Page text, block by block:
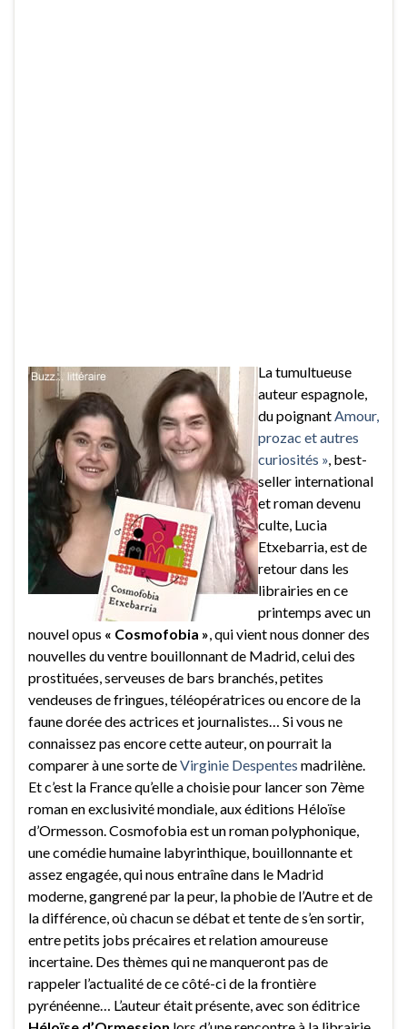
La tumultueuse
auteur espagnole,
du poignant Amour,
prozac et autres
curiosités » , best-
seller international
et roman devenu
culte, Lucia
Etxebarria, est de
retour dans les
librairies en ce
printemps avec un
nouvel opus « Cosmofobia » , qui vient nous donner des
nouvelles du ventre bouillonnant de Madrid, celui des
prostituées, serveuses de bars branchés, petites
vendeuses de fringues, téléopératrices ou encore de la
faune dorée des actrices et journalistes… Si vous ne
connaissez pas encore cette auteur, on pourrait la
comparer à une sorte deVirginie Despentes madrilène.
Et c’est la France qu’elle a choisie pour lancer son 7ème
roman en exclusivité mondiale, aux éditions Héloïse
d’Ormesson. Cosmofobia est un roman polyphonique,
une comédie humaine labyrinthique, bouillonnante et
assez engagée, qui nous entraîne dans le Madrid
moderne, gangrené par la peur, la phobie de l’Autre et de
la différence, où chacun se débat et tente de s’en sortir,
entre petits jobs précaires et relation amoureuse
incertaine. Des thèmes qui ne manqueront pas de
rappeler l’actualité de ce côté-ci de la frontière
pyrénéenne… L’auteur était présente, avec son éditrice